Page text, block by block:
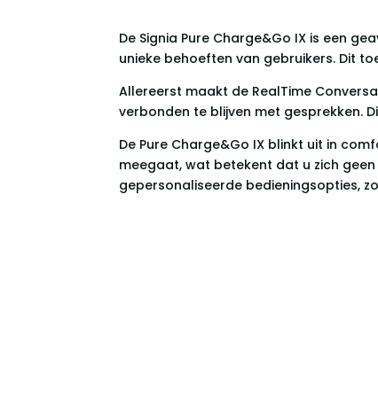
De Signia Pure Charge&Go IX is een
unieke behoeften van gebruikers. Dit
Allereerst maakt de RealTime
verbonden te blijven met gesprekken.
De Pure Charge&Go IX blinkt uit in
meegaat, wat betekent dat u zich
gepersonaliseerde bedieningsopties,